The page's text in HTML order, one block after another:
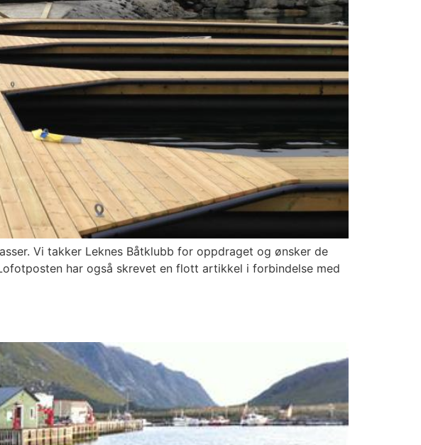
Vi takker Leknes Båtklubb for oppdraget og ønsker de
har også skrevet en flott artikkel i forbindelse med